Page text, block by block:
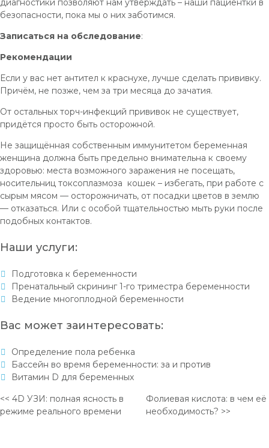
диагностики позволяют нам утверждать – наши пациентки в
безопасности, пока мы о них заботимся.
Записаться на обследование:
Рекомендации
Если у вас нет антител к краснухе, лучше сделать прививку.
Причём, не позже, чем за три месяца до зачатия.
От остальных торч-инфекций прививок не существует,
придётся просто быть осторожной.
Не защищённая собственным иммунитетом беременная
женщина должна быть предельно внимательна к своему
здоровью: места возможного заражения не посещать,
носительниц токсоплазмоза кошек – избегать, при работе с
сырым мясом — осторожничать, от посадки цветов в землю
— отказаться. Или с особой тщательностью мыть руки после
подобных контактов.
Наши услуги:
Подготовка к беременности
Пренатальный скрининг 1-го триместра беременности
Ведение многоплодной беременности
Вас может заинтересовать:
Определение пола ребенка
Бассейн во время беременности: за и против
Витамин D для беременных
<< 4D УЗИ: полная ясность в
режиме реального времени
Фолиевая кислота: в чем её
необходимость? >>